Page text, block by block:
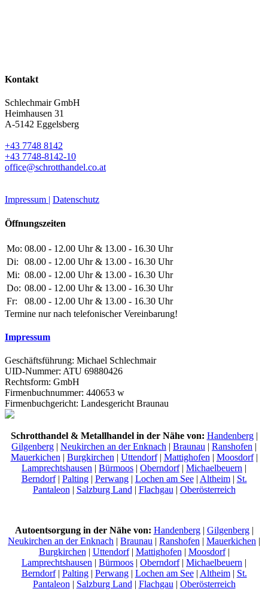
Kontakt
Schlechmair GmbH
Heimhausen 31
A-5142 Eggelsberg
+43 7748 8142
+43 7748-8142-10
office@schrotthandel.co.at
Impressum | Datenschutz
Öffnungszeiten
Mo: 08.00 - 12.00 Uhr & 13.00 - 16.30 Uhr
Di:
08.00 - 12.00 Uhr & 13.00 - 16.30 Uhr
Mi: 08.00 - 12.00 Uhr & 13.00 - 16.30 Uhr
Do: 08.00 - 12.00 Uhr & 13.00 - 16.30 Uhr
Fr:
08.00 - 12.00 Uhr & 13.00 - 16.30 Uhr
Termine nur nach telefonischer Vereinbarung!
Impressum
Geschäftsführung: Michael Schlechmair
UID-Nummer: ATU 69880426
Rechtsform: GmbH
Firmenbuchnummer: 440653 w
Firmenbuchgericht: Landesgericht Braunau
Schrotthandel & Metallhandel in der Nähe von: Handenberg|
Gilgenberg | Neukirchen an der Enknach | Braunau | Ranshofen |
Mauerkichen| Burgkirchen| Uttendorf| Mattighofen| Moosdorf|
Lamprechtshausen | Bürmoos | Oberndorf| Michaelbeuern |
Berndorf| Palting| Perwang| Lochen am See| Altheim| St.
Pantaleon| Salzburg Land| Flachgau| Oberösterreich
Autoentsorgung in der Nähe von: Handenberg| Gilgenberg|
Neukirchen an der Enknach | Braunau | Ranshofen | Mauerkichen |
Burgkirchen| Uttendorf| Mattighofen| Moosdorf|
Lamprechtshausen | Bürmoos | Oberndorf| Michaelbeuern |
Berndorf| Palting| Perwang| Lochen am See| Altheim| St.
Pantaleon| Salzburg Land| Flachgau| Oberösterreich